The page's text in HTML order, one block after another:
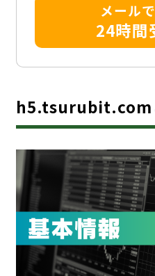
メール
24時間
h5.tsurubit.com